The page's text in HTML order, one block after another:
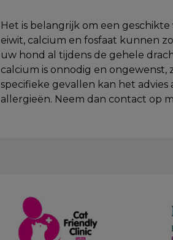
Het is belangrijk om een
eiwit, calcium en fosfaat kunnen
uw hond al tijdens de gehele
calcium is onnodig en
specifieke gevallen kan het advies
allergieën. Neem dan contact op